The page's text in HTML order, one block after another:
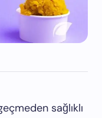
sağlıklı